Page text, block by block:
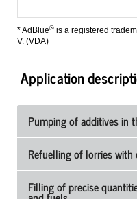
* AdBlue® is a registered
V. (VDA)
Application
Pumping of additives in
Refuelling of lorries with
Filling of precise